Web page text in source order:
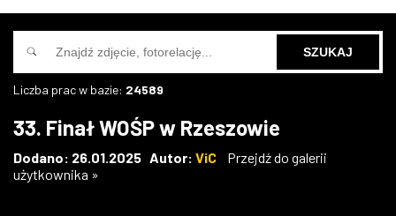
INWESTYCJE
IMPREZY
W KINACH
Liczba prac w bazie: 24589
33. Finał WOŚP w Rzeszowie
Dodano: 26.01.2025 Autor: ViC
Przejdź do galerii
użytkownika »